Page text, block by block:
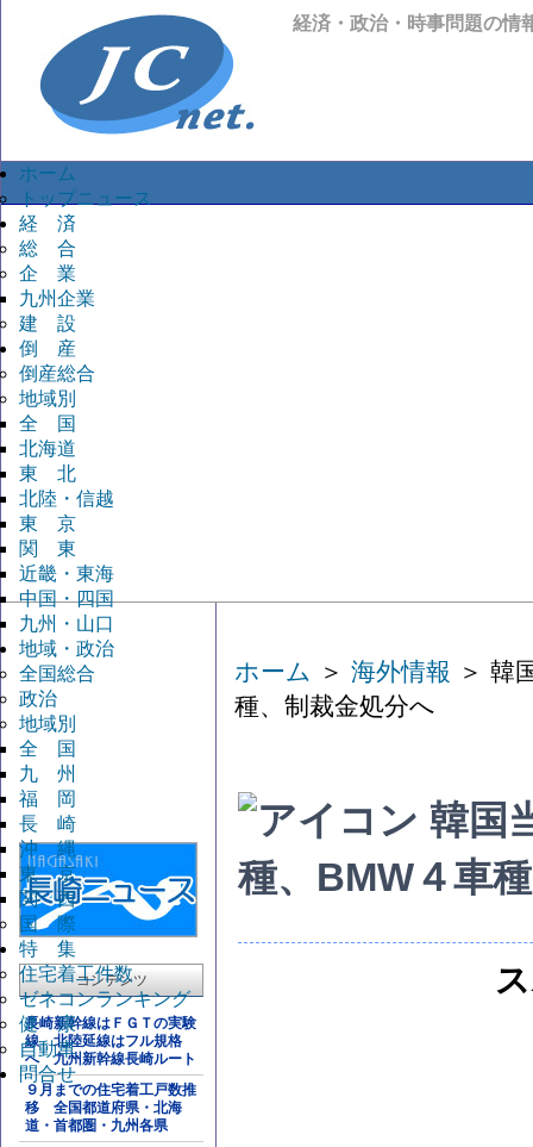
経済・政治・時事問題の情
ホーム
トップニュース
経 済
総 合
企 業
九州企業
建 設
倒 産
倒産総合
地域別
全 国
北海道
東 北
北陸・信越
東 京
関 東
近畿・東海
中国・四国
九州・山口
地域・政治
全国総合
政治
地域別
全 国
九 州
福 岡
長 崎
沖 縄
東 京
関 西
国 際
特 集
住宅着工件数
ゼネコンランキング
健 康
自動車
問合せ
コンテンツ
長崎新幹線はＦＧＴの実験
線 北陸延線はフル規格
へ 九州新幹線長崎ルート
９月までの住宅着工戸数推
移 全国都道府県・北海
道・首都圏・九州各県
ホーム ＞ 海外情報 ＞ 韓
種、制裁金処分へ
韓国
種、BMW４車